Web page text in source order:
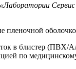
пленочной
в блистер (ПВХ/
по